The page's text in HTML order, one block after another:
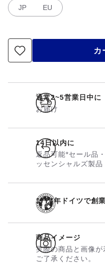
JP EU
カ
通常2~5営業日中に
お届け
14日以内に
返品可能*セール品
ッセンシャルズ製
1774年ドイツで創業
商品イメージ
実際の商品と画像が
ご了承ください。